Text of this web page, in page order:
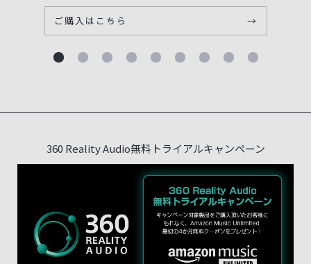
ご購入はこちら →
360 Reality Audio無料トライアルキャンペーン